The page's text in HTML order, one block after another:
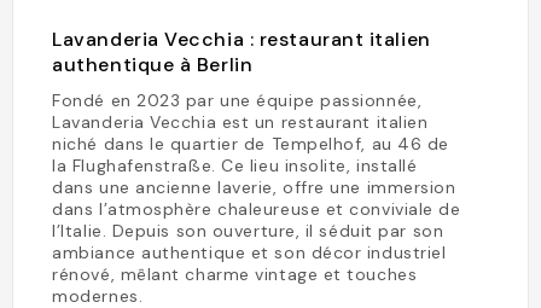
Lavanderia Vecchia : restaurant italien
authentique à Berlin
Fondé en 2023 par une équipe passionnée,
Lavanderia Vecchia est un restaurant italien
niché dans le quartier de Tempelhof, au 46 de
la Flughafenstraße. Ce lieu insolite, installé
dans une ancienne laverie, offre une immersion
dans l’atmosphère chaleureuse et conviviale de
l’Italie. Depuis son ouverture, il séduit par son
ambiance authentique et son décor industriel
rénové, mêlant charme vintage et touches
modernes.